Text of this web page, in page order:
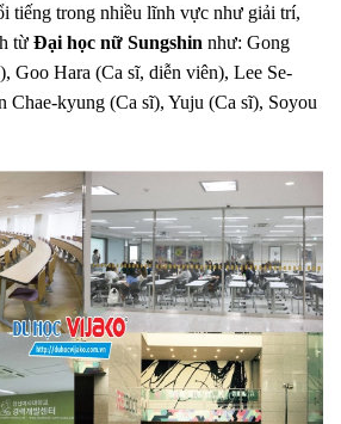
tiếng trong nhiều lĩnh vực như giải trí,
từ Đại học nữ Sungshin như: Gong
Goo Hara (Ca sĩ, diễn viên), Lee Se-
Chae-kyung (Ca sĩ), Yuju (Ca sĩ), Soyou